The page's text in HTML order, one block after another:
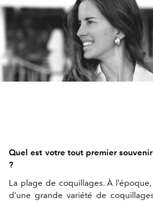
Quel est votre tout premier
?
La plage de coquillages. À
d’une grande variété de